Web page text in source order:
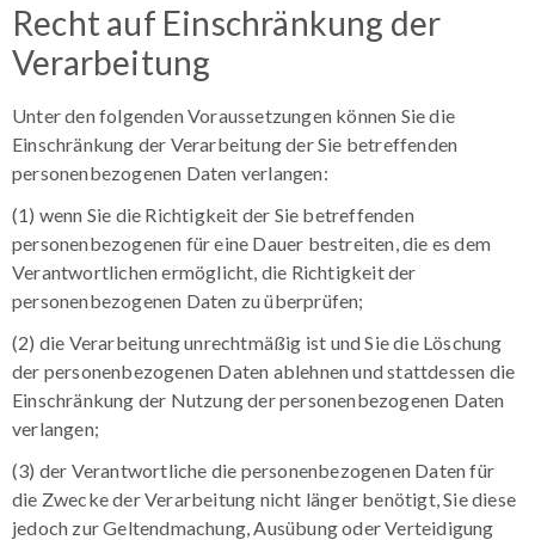
Recht auf Einschränkung der
Verarbeitung
Unter den folgenden Voraussetzungen können Sie die
Einschränkung der Verarbeitung der Sie betreffenden
personenbezogenen Daten verlangen:
(1) wenn Sie die Richtigkeit der Sie betreffenden
personenbezogenen für eine Dauer bestreiten, die es dem
Verantwortlichen ermöglicht, die Richtigkeit der
personenbezogenen Daten zu überprüfen;
(2) die Verarbeitung unrechtmäßig ist und Sie die Löschung
der personenbezogenen Daten ablehnen und stattdessen die
Einschränkung der Nutzung der personenbezogenen Daten
verlangen;
(3) der Verantwortliche die personenbezogenen Daten für
die Zwecke der Verarbeitung nicht länger benötigt, Sie diese
jedoch zur Geltendmachung, Ausübung oder Verteidigung